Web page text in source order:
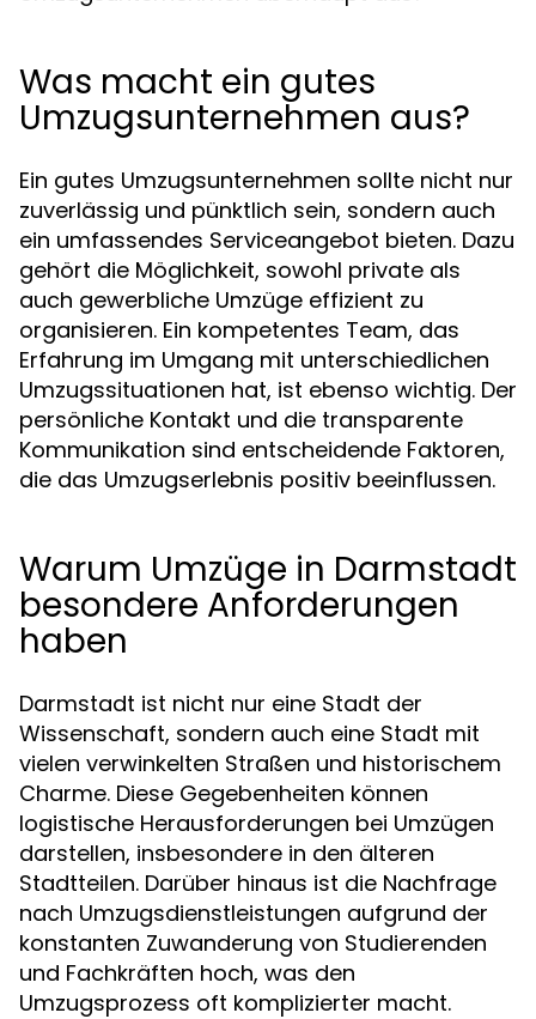
Was macht ein gutes
Umzugsunternehmen aus?
Ein gutes Umzugsunternehmen sollte nicht nur
zuverlässig und pünktlich sein, sondern auch
ein umfassendes Serviceangebot bieten. Dazu
gehört die Möglichkeit, sowohl private als
auch gewerbliche Umzüge effizient zu
organisieren. Ein kompetentes Team, das
Erfahrung im Umgang mit unterschiedlichen
Umzugssituationen hat, ist ebenso wichtig. Der
persönliche Kontakt und die transparente
Kommunikation sind entscheidende Faktoren,
die das Umzugserlebnis positiv beeinflussen.
Warum Umzüge in Darmstadt
besondere Anforderungen
haben
Darmstadt ist nicht nur eine Stadt der
Wissenschaft, sondern auch eine Stadt mit
vielen verwinkelten Straßen und historischem
Charme. Diese Gegebenheiten können
logistische Herausforderungen bei Umzügen
darstellen, insbesondere in den älteren
Stadtteilen. Darüber hinaus ist die Nachfrage
nach Umzugsdienstleistungen aufgrund der
konstanten Zuwanderung von Studierenden
und Fachkräften hoch, was den
Umzugsprozess oft komplizierter macht.